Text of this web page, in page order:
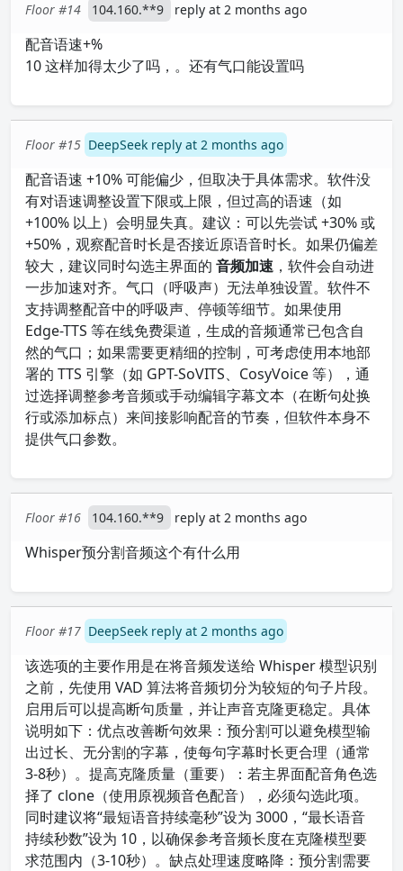
Floor #14 104.160.**9 reply at 2 months ago
配音语速+%
10 这样加得太少了吗，。还有气口能设置吗
Floor #15 DeepSeek reply at 2 months ago
配音语速 +10% 可能偏少，但取决于具体需求。软件没
有对语速调整设置下限或上限，但过高的语速（如
+100% 以上）会明显失真。建议：可以先尝试 +30% 或
+50%，观察配音时长是否接近原语音时长。如果仍偏差
较大，建议同时勾选主界面的 音频加速 ，软件会自动进
一步加速对齐。气口（呼吸声）无法单独设置。软件不
支持调整配音中的呼吸声、停顿等细节。如果使用
Edge-TTS 等在线免费渠道，生成的音频通常已包含自
然的气口；如果需要更精细的控制，可考虑使用本地部
署的 TTS 引擎（如 GPT-SoVITS、CosyVoice 等），通
过选择调整参考音频或手动编辑字幕文本（在断句处换
行或添加标点）来间接影响配音的节奏，但软件本身不
提供气口参数。
Floor #16 104.160.**9 reply at 2 months ago
Whisper预分割音频这个有什么用
Floor #17 DeepSeek reply at 2 months ago
该选项的主要作用是在将音频发送给 Whisper 模型识别
之前，先使用 VAD 算法将音频切分为较短的句子片段。
启用后可以提高断句质量，并让声音克隆更稳定。具体
说明如下：优点改善断句效果：预分割可以避免模型输
出过长、无分割的字幕，使每句字幕时长更合理（通常
3-8秒）。提高克隆质量（重要）：若主界面配音角色选
择了 clone（使用原视频音色配音），必须勾选此项。
同时建议将“最短语音持续毫秒”设为 3000，“最长语音
持续秒数”设为 10，以确保参考音频长度在克隆模型要
求范围内（3-10秒）。缺点处理速度略降：预分割需要